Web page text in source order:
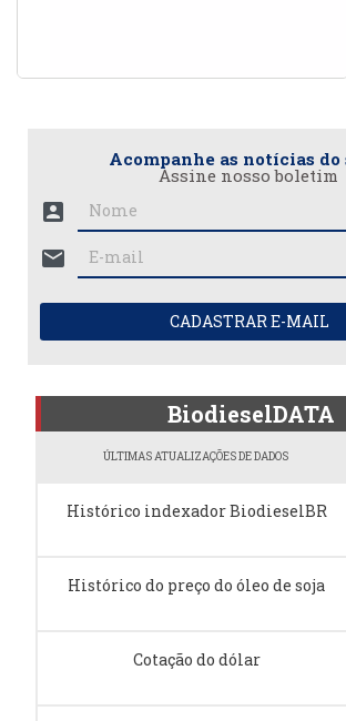
Acompanhe as notícias do
Assine nosso boletim
account_box
mail
CADASTRAR E-MAIL
BiodieselDATA
ÚLTIMAS ATUALIZAÇÕES DE DADOS
Histórico indexador BiodieselBR
Histórico do preço do óleo de soja
Cotação do dólar